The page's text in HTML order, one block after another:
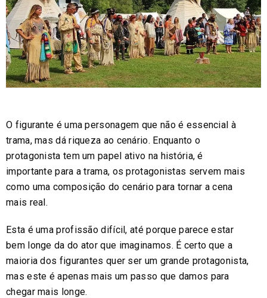
O figurante é uma personagem que não é essencial à
trama, mas dá riqueza ao cenário. Enquanto o
protagonista tem um papel ativo na história, é
importante para a trama, os protagonistas servem mais
como uma composição do cenário para tornar a cena
mais real.
Esta é uma profissão difícil, até porque parece estar
bem longe da do ator que imaginamos. É certo que a
maioria dos figurantes quer ser um grande protagonista,
mas este é apenas mais um passo que damos para
chegar mais longe.